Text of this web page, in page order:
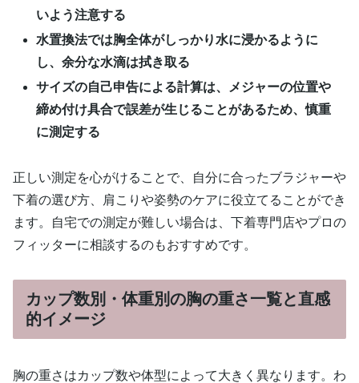
いよう注意する
水置換法では胸全体がしっかり水に浸かるように
し、余分な水滴は拭き取る
サイズの自己申告による計算は、メジャーの位置や
締め付け具合で誤差が生じることがあるため、慎重
に測定する
正しい測定を心がけることで、自分に合ったブラジャーや
下着の選び方、肩こりや姿勢のケアに役立てることができ
ます。自宅での測定が難しい場合は、下着専門店やプロの
フィッターに相談するのもおすすめです。
カップ数別・体重別の胸の重さ一覧と直感
的イメージ
胸の重さはカップ数や体型によって大きく異なります。わ